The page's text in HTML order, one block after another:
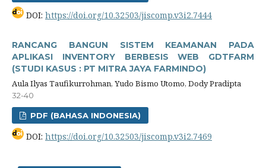
DOI: https://doi.org/10.32503/jiscomp.v3i2.7444
RANCANG BANGUN SISTEM KEAMANAN PADA
APLIKASI INVENTORY BERBESIS WEB GDTFARM
(STUDI KASUS : PT MITRA JAYA FARMINDO)
Aula Ilyas Taufikurrohman, Yudo Bismo Utomo, Dody Pradipta
32-40
PDF (BAHASA INDONESIA)
DOI: https://doi.org/10.32503/jiscomp.v3i2.7469